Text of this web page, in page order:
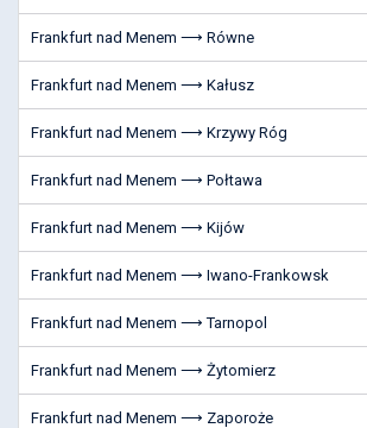
Frankfurt nad Menem ⟶ Równe
Frankfurt nad Menem ⟶ Kałusz
Frankfurt nad Menem ⟶ Krzywy Róg
Frankfurt nad Menem ⟶ Połtawa
Frankfurt nad Menem ⟶ Kijów
Frankfurt nad Menem ⟶ Iwano-Frankowsk
Frankfurt nad Menem ⟶ Tarnopol
Frankfurt nad Menem ⟶ Żytomierz
Frankfurt nad Menem ⟶ Zaporoże